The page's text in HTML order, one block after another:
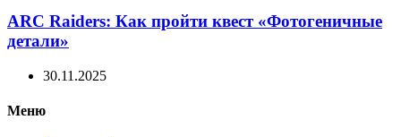
ARC Raiders: Как пройти квест «Фотогеничные
детали»
30.11.2025
Меню